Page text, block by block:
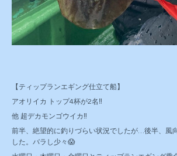
【ティップランエギング仕立て船】
アオリイカ トップ4杯が2名‼️
他 超デカモンゴウイカ‼️
前半、絶望的に釣りづらい状況でしたが…後半、風
した。バラし少々😱